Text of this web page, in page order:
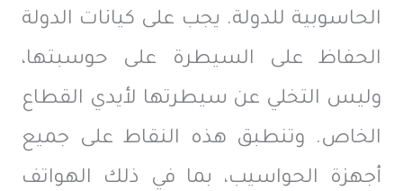
الحاسوبية للدولة. يجب على كيانات الدولة
الحفاظ على السيطرة على حوسبتها،
وليس التخلي عن سيطرتها لأيدي القطاع
الخاص. وتنطبق هذه النقاط على جميع
أجهزة الحواسيب، بما في ذلك الهواتف